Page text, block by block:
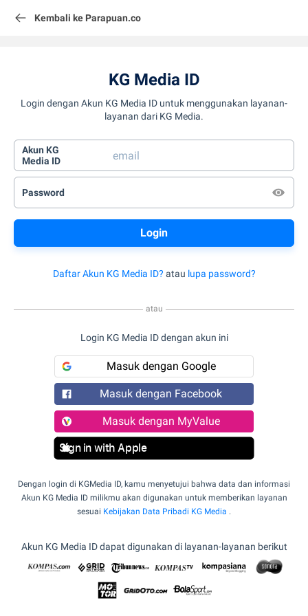
Kembali ke Parapuan.co
KG Media ID
Login dengan Akun KG Media ID untuk menggunakan layanan-
layanan dari KG Media.
Akun KG
Media ID
Password
Daftar Akun KG Media ID? atau lupa password?
atau
Login KG Media ID dengan akun ini
Masuk dengan Google
Masuk dengan Facebook
Masuk dengan MyValue
Sign in with Apple
Dengan login di KGMedia ID, kamu menyetujui bahwa data dan informasi
Akun KG Media ID milikmu akan digunakan untuk memberikan layanan
sesuai Kebijakan Data Pribadi KG Media .
Akun KG Media ID dapat digunakan di layanan-layanan berikut